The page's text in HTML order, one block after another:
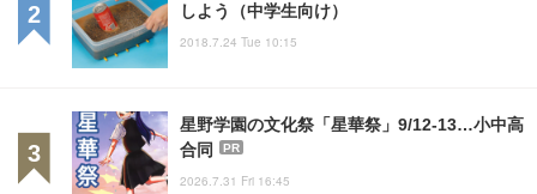
しよう（中学生向け）
2018.7.24 Tue 10:15
星野学園の文化祭「星華祭」9/12-13…小中高
合同
PR
2026.7.31 Fri 16:45